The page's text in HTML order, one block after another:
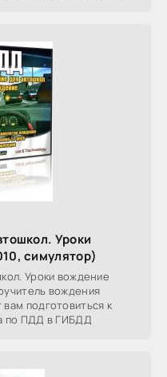
Уроки
симулятор)
Уроки вождение
вождения
подготовиться к
по ПДД в ГИБДД